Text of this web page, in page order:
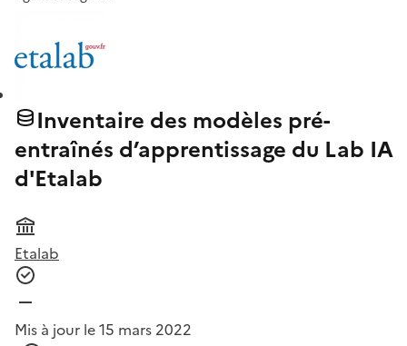
Inventaire des modèles pré-
entraînés d’apprentissage du Lab IA
d'Etalab
Etalab
Mis à jour le 15 mars 2022